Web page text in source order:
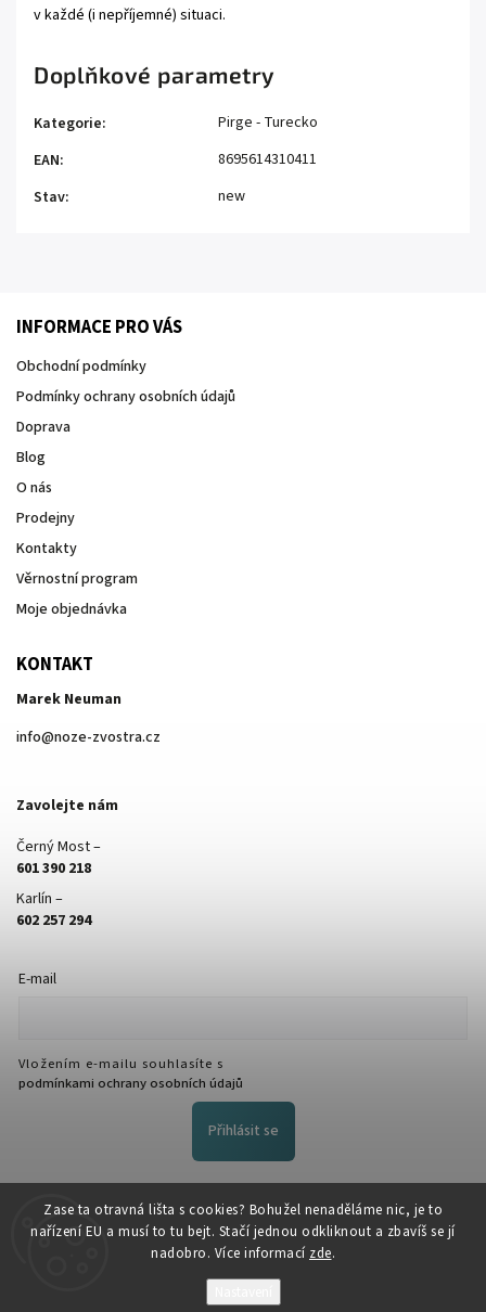
Zase ta otravná lišta s cookies? Bohužel nenaděláme nic, je to
nařízení EU a musí to tu bejt. Stačí jednou odkliknout a zbavíš se jí
nadobro. Více informací zde.
v každé (i nepříjemné) situaci.
Doplňkové parametry
Kategorie:
Pirge - Turecko
EAN:
8695614310411
Stav: new
INFORMACE PRO VÁS
Obchodní podmínky
Podmínky ochrany osobních údajů
Doprava
Blog
O nás
Prodejny
Kontakty
Věrnostní program
Moje objednávka
KONTAKT
Marek Neuman
info@noze-zvostra.cz
Zavolejte nám
Černý Most –
601 390 218
Karlín –
602 257 294
E-mail
Vložením e-mailu souhlasíte s
podmínkami ochrany osobních údajů
Přihlásit se
FACEBOOK